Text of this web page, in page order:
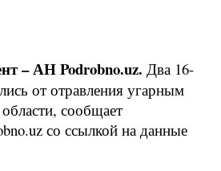
– АН Podrobno.uz. Два 16-
от отравления угарным
сообщает
со ссылкой на данные